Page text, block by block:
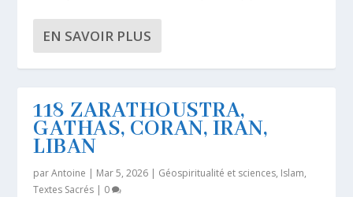
EN SAVOIR PLUS
118 ZARATHOUSTRA,
GATHAS, CORAN, IRAN,
LIBAN
parAntoine | Mar 5, 2026 | Géospiritualité et sciences, Islam,
Textes Sacrés | 0